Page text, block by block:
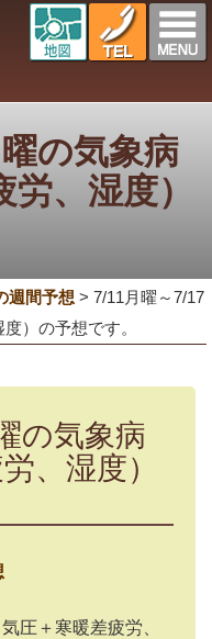
の気象病
労、湿度）
週間予想 > 7/11月曜～7/17
）の予想です。
の気象病
、湿度）
圧＋寒暖差疲労、